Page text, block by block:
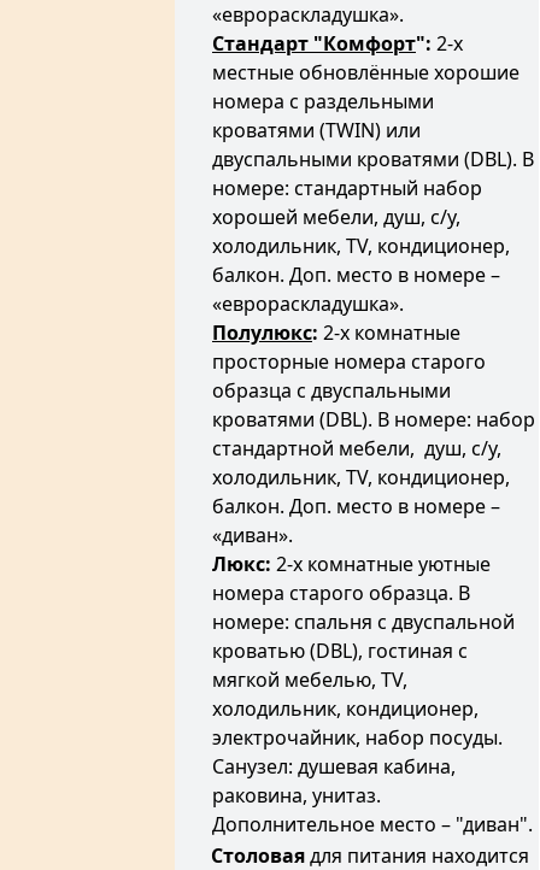
«еврораскладушка».
Стандарт "Комфорт": 2-х
местные обновлённые хорошие
номера с раздельными
кроватями (TWIN) или
двуспальными кроватями (DBL). В
номере: стандартный набор
хорошей мебели, душ, с/у,
холодильник, TV, кондиционер,
балкон. Доп. место в номере –
«еврораскладушка».
Полулюкс: 2-х комнатные
просторные номера старого
образца с двуспальными
кроватями (DBL). В номере: набор
стандартной мебели, душ, с/у,
холодильник, TV, кондиционер,
балкон. Доп. место в номере –
«диван».
Люкс: 2-х комнатные уютные
номера старого образца. В
номере: спальня с двуспальной
кроватью (DBL), гостиная с
мягкой мебелью, TV,
холодильник, кондиционер,
электрочайник, набор посуды.
Санузел: душевая кабина,
раковина, унитаз.
Дополнительное место – "диван".
Столоваядля питания находится